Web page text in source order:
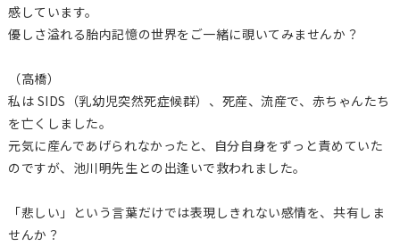
感しています。
優しさ溢れる胎内記憶の世界をご一緒に覗いてみませんか？
（高橋）
私は SIDS（乳幼児突然死症候群）、死産、流産で、赤ちゃんたち
を亡くしました。
元気に産んであげられなかったと、自分自身をずっと責めていた
のですが、池川明先生との出逢いで救われました。
「悲しい」という言葉だけでは表現しきれない感情を、共有しま
せんか？